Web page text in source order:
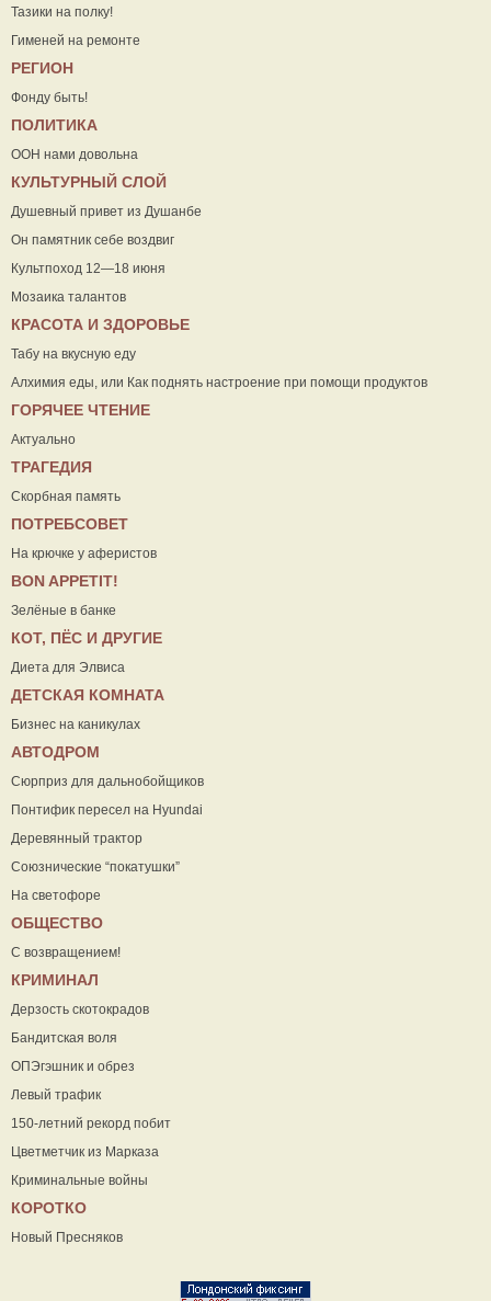
Тазики на полку!
Гименей на ремонте
РЕГИОН
Фонду быть!
ПОЛИТИКА
ООН нами довольна
КУЛЬТУРНЫЙ СЛОЙ
Душевный привет из Душанбе
Он памятник себе воздвиг
Культпоход 12—18 июня
Мозаика талантов
КРАСОТА И ЗДОРОВЬЕ
Табу на вкусную еду
Алхимия еды, или Как поднять настроение при помощи продуктов
ГОРЯЧЕЕ ЧТЕНИЕ
Актуально
ТРАГЕДИЯ
Скорбная память
ПОТРЕБСОВЕТ
На крючке у аферистов
ВON APPETIT!
Зелёные в банке
КОТ, ПЁС И ДРУГИЕ
Диета для Элвиса
ДЕТСКАЯ КОМНАТА
Бизнес на каникулах
АВТОДРОМ
Сюрприз для дальнобойщиков
Понтифик пересел на Hyundai
Деревянный трактор
Союзнические “покатушки”
На светофоре
ОБЩЕСТВО
С возвращением!
КРИМИНАЛ
Дерзость скотокрадов
Бандитская воля
ОПЭгэшник и обрез
Левый трафик
150-летний рекорд побит
Цветметчик из Марказа
Криминальные войны
КОРОТКО
Новый Пресняков